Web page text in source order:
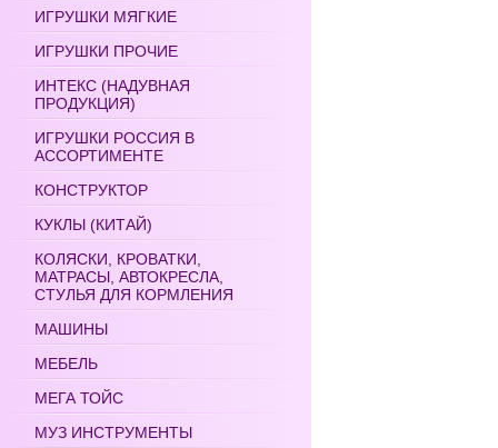
ИГРУШКИ МЯГКИЕ
ИГРУШКИ ПРОЧИЕ
ИНТЕКС (НАДУВНАЯ
ПРОДУКЦИЯ)
ИГРУШКИ РОССИЯ В
АССОРТИМЕНТЕ
КОНСТРУКТОР
КУКЛЫ (КИТАЙ)
КОЛЯСКИ, КРОВАТКИ,
МАТРАСЫ, АВТОКРЕСЛА,
СТУЛЬЯ ДЛЯ КОРМЛЕНИЯ
МАШИНЫ
МЕБЕЛЬ
МЕГА ТОЙС
МУЗ ИНСТРУМЕНТЫ